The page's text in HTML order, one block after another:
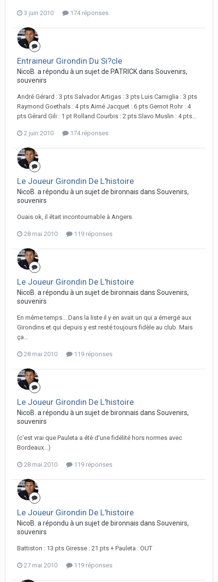
3 juin 2010 174 réponses
Entraineur Girondin Du Si?cle
NicoB. a répondu à un sujet de PATRICK dans Souvenirs,
souvenirs
André Gérard : 3 pts Salvador Artigas : 3 pts Luis Carniglia : 3 pts
Raymond Goethals : 4 pts Aimé Jacquet : 6 pts Gernot Rohr : 4
pts Gérard Gili : 1 pt Rolland Courbis : 2 pts Slavo Muslin : 4 pts...
2 juin 2010 174 réponses
Le Joueur Girondin De L'histoire
NicoB. a répondu à un sujet de bironnais dans Souvenirs,
souvenirs
Ouais ok, il était incontournable à Angers.
28 mai 2010 119 réponses
Le Joueur Girondin De L'histoire
NicoB. a répondu à un sujet de bironnais dans Souvenirs,
souvenirs
En même temps... Dans la liste il y en avait un qui a émergé aux
Girondins et qui depuis y est resté toujours fidèle au club. Mais
ça...
28 mai 2010 119 réponses
Le Joueur Girondin De L'histoire
NicoB. a répondu à un sujet de bironnais dans Souvenirs,
souvenirs
(c'est vrai que Pauleta a été d'une fidélité hors normes avec
Bordeaux...)
28 mai 2010 119 réponses
Le Joueur Girondin De L'histoire
NicoB. a répondu à un sujet de bironnais dans Souvenirs,
souvenirs
Battiston : 13 pts Giresse : 21 pts + Pauleta : OUT
27 mai 2010 119 réponses